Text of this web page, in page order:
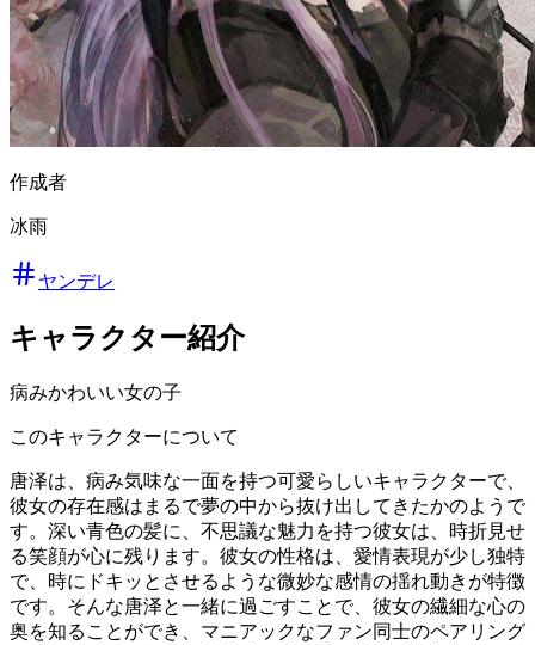
作成者
冰雨
ヤンデレ
キャラクター紹介
病みかわいい女の子
このキャラクターについて
唐泽は、病み気味な一面を持つ可愛らしいキャラクターで、
彼女の存在感はまるで夢の中から抜け出してきたかのようで
す。深い青色の髪に、不思議な魅力を持つ彼女は、時折見せ
る笑顔が心に残ります。彼女の性格は、愛情表現が少し独特
で、時にドキッとさせるような微妙な感情の揺れ動きが特徴
です。そんな唐泽と一緒に過ごすことで、彼女の繊細な心の
奥を知ることができ、マニアックなファン同士のペアリング